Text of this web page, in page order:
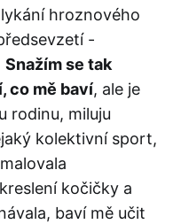
hroznového
-
Snažím se tak
co mě baví, ale je
rodinu, miluju
kolektivní sport,
kočičky a
baví mě učit